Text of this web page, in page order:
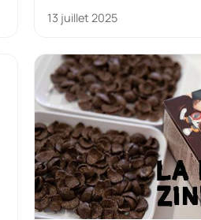
13 juillet 2025